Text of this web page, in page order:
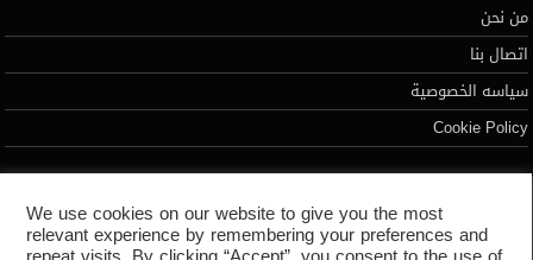
من نحن
اتصال بنا
سياسه الخصوصية
Cookie Policy
تطوير محمد السيد
We use cookies on our website to give you the most
relevant experience by remembering your preferences and